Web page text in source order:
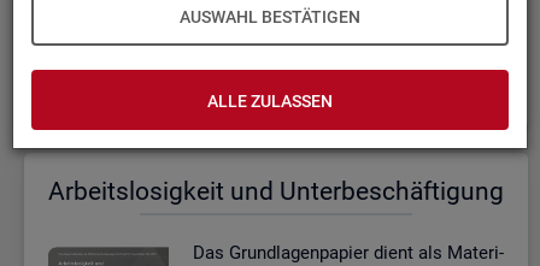
AUSWAHL BESTÄTIGEN
ALLE ZULASSEN
Ab­gren­zung von Re­gio­nen in der Ar­beits­markt­sta­tis­
tik (PDF, 2MB)
Ar­beits­lo­sig­keit und Un­ter­be­schäf­ti­gung
Das Grund­la­gen­pa­pier dient als Ma­te­ri­